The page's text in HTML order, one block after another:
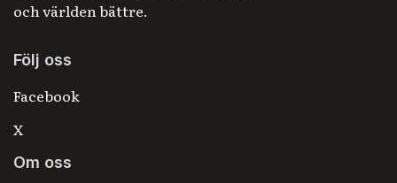
och världen bättre.
Följ oss
Facebook
X
Om oss